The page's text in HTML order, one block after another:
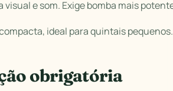
visual e som. Exige bomba mais
ideal para quintais
obrigatória